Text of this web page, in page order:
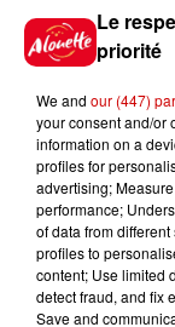
Le
priorité
We and our (447)
your consent and/or
information on a
profiles for
advertising;
performance;
of data from
profiles to
content; Use limited
detect fraud, and fix
Save and